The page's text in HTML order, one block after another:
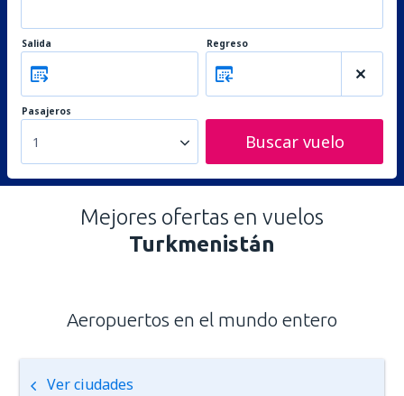
Salida Regreso
Pasajeros
1 Buscar vuelo
Mejores ofertas en vuelos
Turkmenistán
Aeropuertos en el mundo entero
Ver ciudades